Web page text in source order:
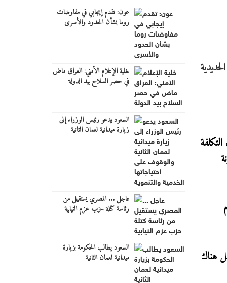
وهل ما زالت التكلفة
هناك
عون: تقدم إيجابي في مفاوضات
روما بشأن الحدود والأسرى
خلية الإعلام الأمني: العراق ماض
في حصر السلاح بيد الدولة
السعود يدعو رئيس الوزراء إلى
زيارة ميدانية لعمان الثانية
عاجل ... المصري يستقيل من
رئاسة كتلة حزب عزم النيابية
السعود يطالب الحكومة بزيارة
ميدانية لعمان الثانية